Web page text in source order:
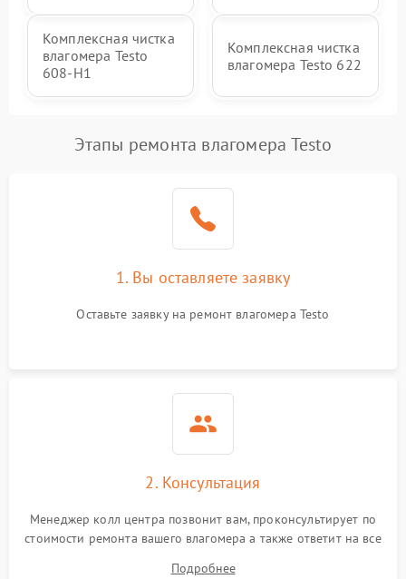
Комплексная чистка
влагомера Testo
608-H1
Комплексная чистка
влагомера Testo 622
Этапы ремонта влагомера Testo
1. Вы оставляете заявку
Оставьте заявку на ремонт влагомера Testo
2. Консультация
Менеджер колл центра позвонит вам, проконсультирует по
стоимости ремонта вашего влагомера а также ответит на все
Подробнее